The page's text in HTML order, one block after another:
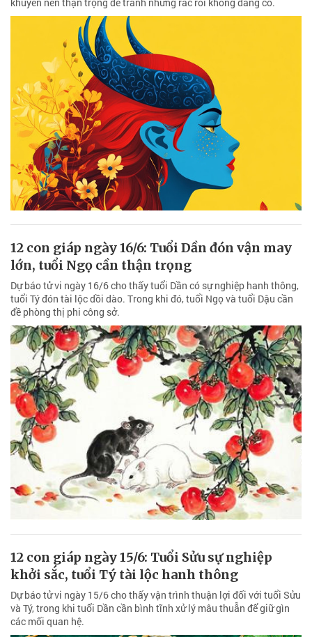
12 con giáp ngày 16/6: Tuổi Dần đón vận may
lớn, tuổi Ngọ cần thận trọng
Dự báo tử vi ngày 16/6 cho thấy tuổi Dần có sự nghiệp hanh thông,
tuổi Tý đón tài lộc dồi dào. Trong khi đó, tuổi Ngọ và tuổi Dậu cần
đề phòng thị phi công sở.
12 con giáp ngày 15/6: Tuổi Sửu sự nghiệp
khởi sắc, tuổi Tý tài lộc hanh thông
Dự báo tử vi ngày 15/6 cho thấy vận trình thuận lợi đối với tuổi Sửu
và Tý, trong khi tuổi Dần cần bình tĩnh xử lý mâu thuẫn để giữ gìn
các mối quan hệ.